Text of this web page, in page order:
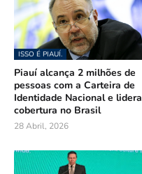
ISSO É PIAUÍ.
Piauí alcança 2 milhões de
pessoas com a Carteira de
Identidade Nacional e lidera
cobertura no Brasil
28 Abril, 2026